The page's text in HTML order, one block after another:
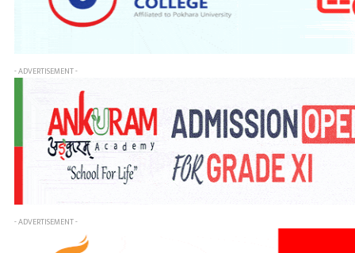
- ADVERTISEMENT -
- ADVERTISEMENT -